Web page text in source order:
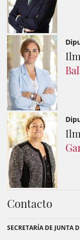
Contacto
SECRETARÍA DE JUNTA